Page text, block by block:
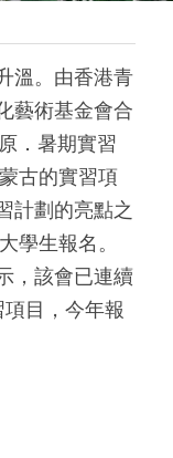
溫。由香港青
藝術基金會合
．暑期實習
古的實習項
計劃的亮點之
學生報名。
，該會已連續
目，今年報